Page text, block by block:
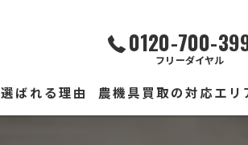
0120-700-
フリーダイヤル
選ばれる理由 農機具買取の対応エリ